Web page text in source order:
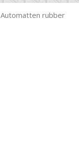
Automatten rubber